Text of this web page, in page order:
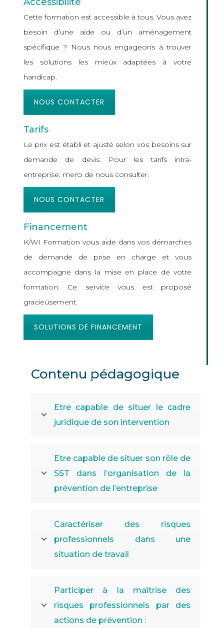
Cette formation est accessible à tous. Vous avez
besoin d’une aide ou d’un aménagement
spécifique ? Nous nous engageons à trouver
les solutions les mieux adaptées à votre
handicap.
NOUS CONTACTER
Tarifs
Le prix est établi et ajusté selon vos besoins sur
demande de devis. Pour les tarifs intra-
entreprise, merci de nous consulter.
NOUS CONTACTER
Financement
K/WI Formation vous aide dans vos démarches
de demande de prise en charge et vous
accompagne dans la mise en place de votre
formation. Ce service vous est proposé
gracieusement.
SOLUTIONS DE FINANCEMENT
Contenu pédagogique
Etre capable de situer le cadre
juridique de son intervention
Etre capable de situer son rôle de
SST dans l’organisation de la
prévention de l’entreprise
Caractériser des risques
professionnels dans une
situation de travail
Participer à la maîtrise des
risques professionnels par des
actions de prévention :